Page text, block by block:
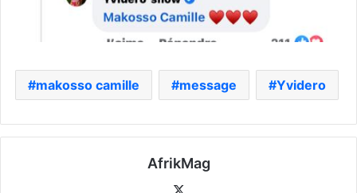
makosso camille message Yvidero
AfrikMag